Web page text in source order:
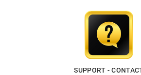
SUPPORT -